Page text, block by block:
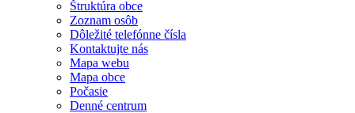
Štruktúra obce
Zoznam osôb
Dôležité telefónne čísla
Kontaktujte nás
Mapa webu
Mapa obce
Počasie
Denné centrum